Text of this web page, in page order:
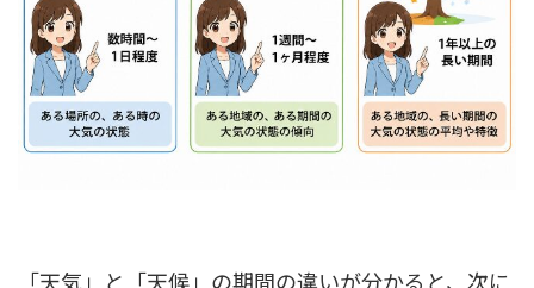
「天気」と「天候」の期間の違いが分かると、次に